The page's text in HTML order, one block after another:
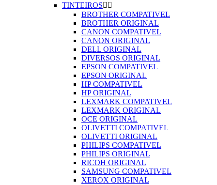
TINTEIROS 
BROTHER COMPATIVEL
BROTHER ORIGINAL
CANON COMPATIVEL
CANON ORIGINAL
DELL ORIGINAL
DIVERSOS ORIGINAL
EPSON COMPATIVEL
EPSON ORIGINAL
HP COMPATIVEL
HP ORIGINAL
LEXMARK COMPATIVEL
LEXMARK ORIGINAL
OCE ORIGINAL
OLIVETTI COMPATIVEL
OLIVETTI ORIGINAL
PHILIPS COMPATIVEL
PHILIPS ORIGINAL
RICOH ORIGINAL
SAMSUNG COMPATIVEL
XEROX ORIGINAL